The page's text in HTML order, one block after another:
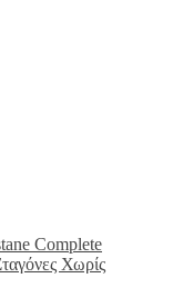
Complete
Χωρίς